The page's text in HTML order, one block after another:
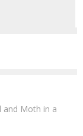
and Moth in a